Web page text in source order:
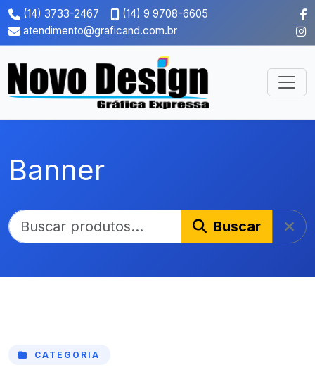
(14) 3733-2467
(14) 9 9708-6605
atendimento@graficand.com.br
Banner
Buscar
CATEGORIA